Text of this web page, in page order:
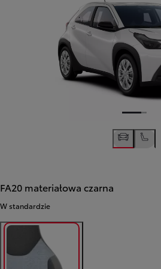
FA20 materiałowa czarna
W standardzie